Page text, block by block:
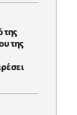
της
της